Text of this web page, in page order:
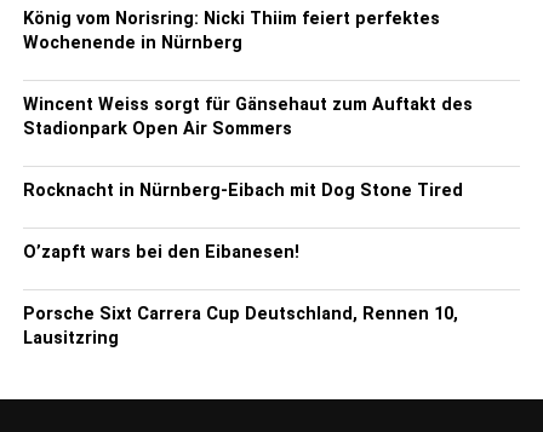
König vom Norisring: Nicki Thiim feiert perfektes
Wochenende in Nürnberg
Wincent Weiss sorgt für Gänsehaut zum Auftakt des
Stadionpark Open Air Sommers
Rocknacht in Nürnberg-Eibach mit Dog Stone Tired
O’zapft wars bei den Eibanesen!
Porsche Sixt Carrera Cup Deutschland, Rennen 10,
Lausitzring